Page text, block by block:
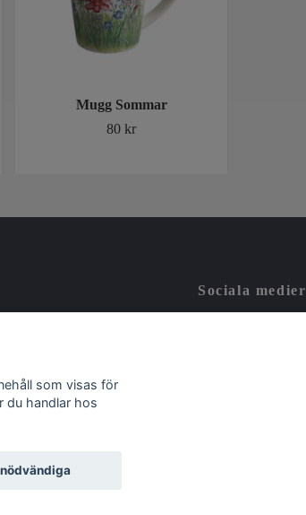
Mugg Sommar
80 kr
Sociala medier
som visas för
du handlar hos